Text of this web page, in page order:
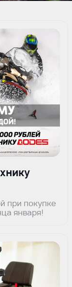
при покупке
января!